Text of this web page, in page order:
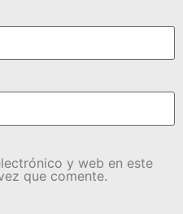
y web en este
que comente.